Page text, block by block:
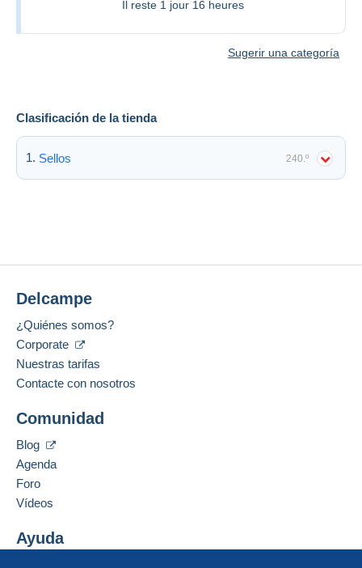
Clasificación de la tienda
Sellos 240.º
Il reste 1 jour 16 heures
Sugerir una categoría
Delcampe
¿Quiénes somos?
Corporate
Nuestras tarifas
Contacte con nosotros
Comunidad
Blog
Agenda
Foro
Vídeos
Ayuda